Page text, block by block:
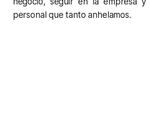
personal que tanto anhelamos.